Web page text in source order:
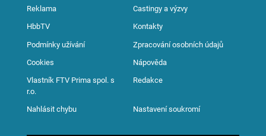
Reklama Castingy a výzvy
HbbTV Kontakty
Podmínky užívání Zpracování osobních údajů
Cookies Nápověda
Vlastník FTV Prima spol. s
r.o.
Redakce
Nahlásit chybu Nastavení soukromí